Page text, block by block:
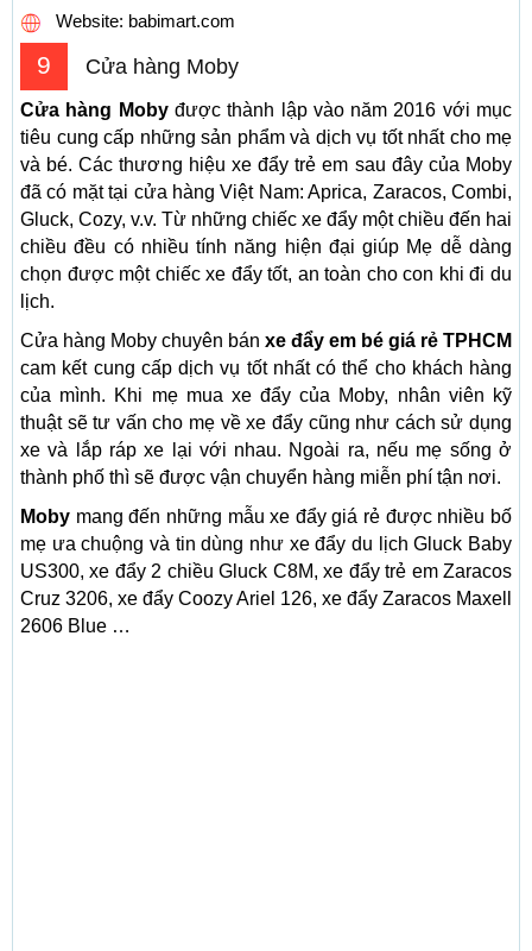
Website: babimart.com
9 Cửa hàng Moby
Cửa hàng Mobyđược thành lập vào năm 2016 với mục
tiêu cung cấp những sản phẩm và dịch vụ tốt nhất cho mẹ
và bé. Các thương hiệu xe đẩy trẻ em sau đây của Moby
đã có mặt tại cửa hàng Việt Nam: Aprica, Zaracos, Combi,
Gluck, Cozy, v.v. Từ những chiếc xe đẩy một chiều đến hai
chiều đều có nhiều tính năng hiện đại giúp Mẹ dễ dàng
chọn được một chiếc xe đẩy tốt, an toàn cho con khi đi du
lịch.
Cửa hàng Moby chuyên bán xe đẩy em bé giá rẻ TPHCM
cam kết cung cấp dịch vụ tốt nhất có thể cho khách hàng
của mình. Khi mẹ mua xe đẩy của Moby, nhân viên kỹ
thuật sẽ tư vấn cho mẹ về xe đẩy cũng như cách sử dụng
xe và lắp ráp xe lại với nhau. Ngoài ra, nếu mẹ sống ở
thành phố thì sẽ được vận chuyển hàng miễn phí tận nơi.
Moby mang đến những mẫu xe đẩy giá rẻ được nhiều bố
mẹ ưa chuộng và tin dùng như xe đẩy du lịch Gluck Baby
US300, xe đẩy 2 chiều Gluck C8M, xe đẩy trẻ em Zaracos
Cruz 3206, xe đẩy Coozy Ariel 126, xe đẩy Zaracos Maxell
2606 Blue …